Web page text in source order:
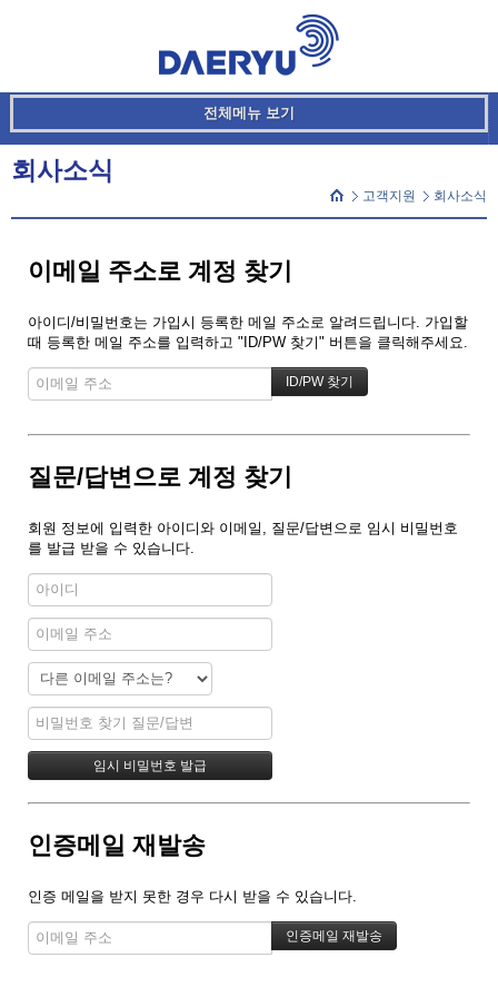
전체메뉴 보기
회사소식
고객지원 회사소식
이메일 주소로 계정 찾기
아이디/비밀번호는 가입시 등록한 메일 주소로 알려드립니다. 가입할
때 등록한 메일 주소를 입력하고 "ID/PW 찾기" 버튼을 클릭해주세요.
질문/답변으로 계정 찾기
회원 정보에 입력한 아이디와 이메일, 질문/답변으로 임시 비밀번호
를 발급 받을 수 있습니다.
인증메일 재발송
인증 메일을 받지 못한 경우 다시 받을 수 있습니다.